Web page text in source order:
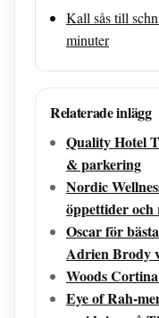
Kall sås till
minuter
Relaterade inlägg
Quality Hotel
& parkering
Nordic
öppettider och
Oscar för
Adrien Brody
Woods
Eye of Rah-